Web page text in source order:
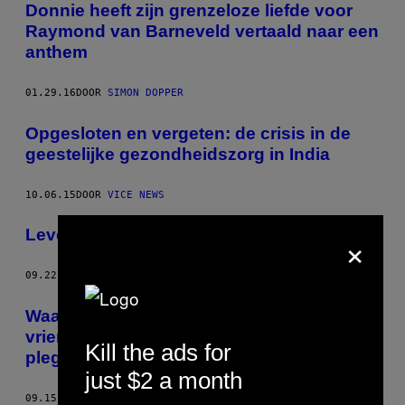
Donnie heeft zijn grenzeloze liefde voor
Raymond van Barneveld vertaald naar een
anthem
01.29.16 DOOR SIMON DOPPER
Opgesloten en vergeten: de crisis in de
geestelijke gezondheidszorg in India
10.06.15DOOR VICE NEWS
Leven met een partner met OCD is een hel
09.22.15
Waarom zou een tienermeisje haar
vriendje aanmoedigen om zelfmoord te
plegen?
09.15.15
×
Kill the ads for
just $2 a month